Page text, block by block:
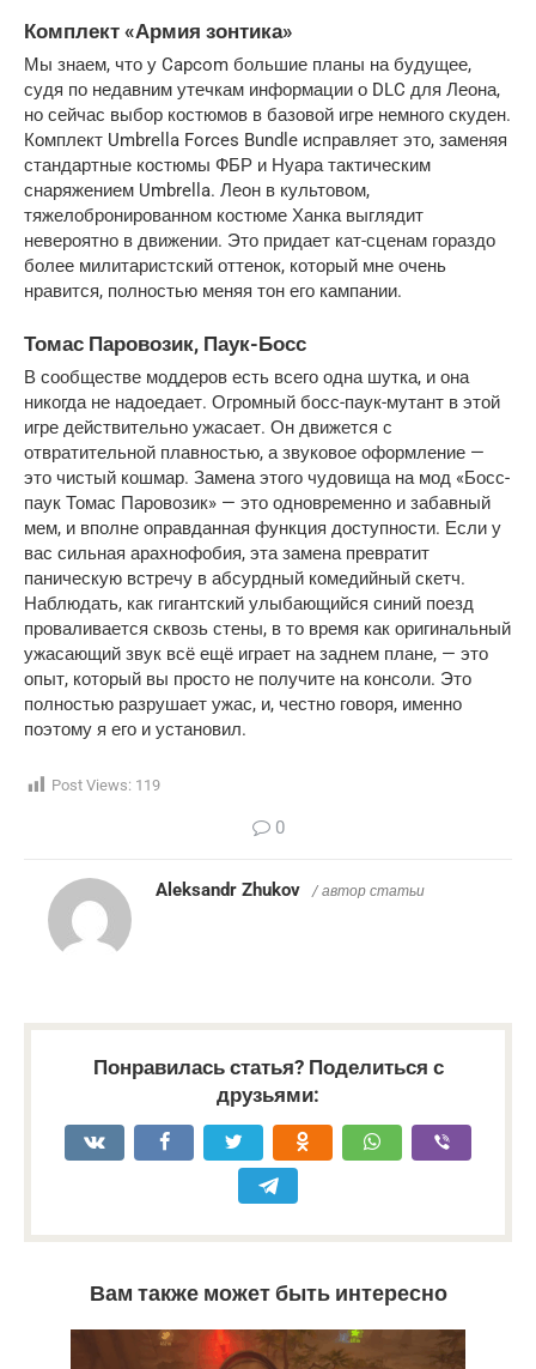
Комплект «Армия зонтика»
Мы знаем, что у Capcom большие планы на будущее,
судя по недавним утечкам информации о DLC для Леона,
но сейчас выбор костюмов в базовой игре немного скуден.
Комплект Umbrella Forces Bundle исправляет это, заменяя
стандартные костюмы ФБР и Нуара тактическим
снаряжением Umbrella. Леон в культовом,
тяжелобронированном костюме Ханка выглядит
невероятно в движении. Это придает кат-сценам гораздо
более милитаристский оттенок, который мне очень
нравится, полностью меняя тон его кампании.
Томас Паровозик, Паук-Босс
В сообществе моддеров есть всего одна шутка, и она
никогда не надоедает. Огромный босс-паук-мутант в этой
игре действительно ужасает. Он движется с
отвратительной плавностью, а звуковое оформление —
это чистый кошмар. Замена этого чудовища на мод «Босс-
паук Томас Паровозик» — это одновременно и забавный
мем, и вполне оправданная функция доступности. Если у
вас сильная арахнофобия, эта замена превратит
паническую встречу в абсурдный комедийный скетч.
Наблюдать, как гигантский улыбающийся синий поезд
проваливается сквозь стены, в то время как оригинальный
ужасающий звук всё ещё играет на заднем плане, — это
опыт, который вы просто не получите на консоли. Это
полностью разрушает ужас, и, честно говоря, именно
поэтому я его и установил.
Post Views: 119
0
Aleksandr Zhukov / автор статьи
Понравилась статья? Поделиться с
друзьями:
Вам также может быть интересно